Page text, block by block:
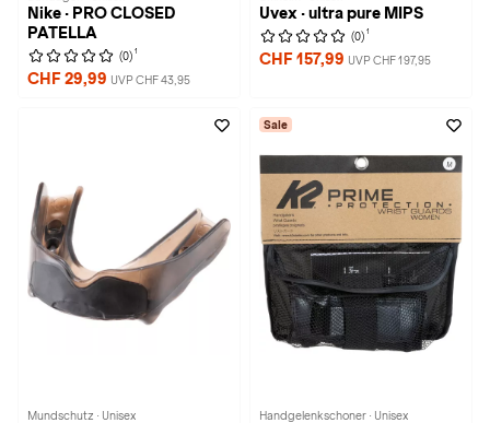
Nike · PRO CLOSED
PATELLA
(0) 1
CHF 29,99 UVP CHF 43,95
Uvex · ultra pure MIPS
(0) 1
CHF 157,99 UVP CHF 197,95
Mundschutz · Unisex
Sale
Handgelenkschoner · Unisex